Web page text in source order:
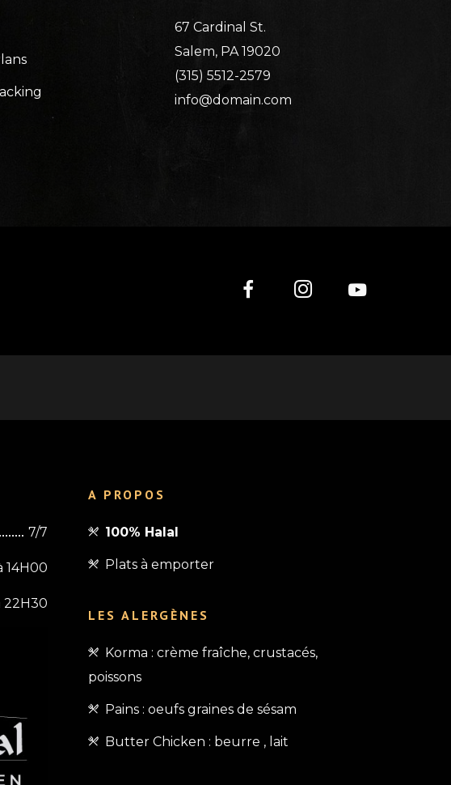
67 Cardinal St.
Salem, PA 19020
(315) 5512-2579
info@domain.com
7/7
14H00
22H30
A PROPOS
100% Halal
Plats à emporter
LES ALERGÈNES
Korma : crème fraîche, crustacés,
poissons
Pains : oeufs graines de sésam
Butter Chicken : beurre , lait